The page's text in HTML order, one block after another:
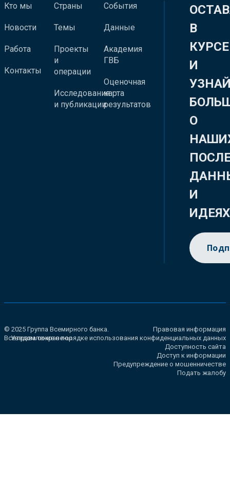
Кто мы
Новости
Работа
Контакты
Страны
Темы
Проекты
и
операции
Исследования
и публикации
События
Данные
Академия
ГВБ
Оценочная
карта
результатов
В
КУРСЕ
И
О
И
ИДЕЯХ
© 2025 Группа Всемирного банка.
Все права сохранены.
Правовая информация
Уведомление о порядке использования конфиденциальных данных
Доступность сайта
Доступ к информации
Предупреждение о мошенничестве
Подать жалобу